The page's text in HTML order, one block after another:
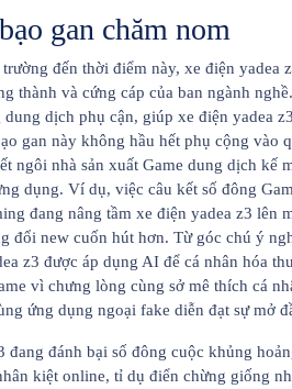
gan chăm nom
đến thời điểm này, xe điện yadea
thành và cứng cáp của ban ngành
dịch phụ cận, giúp xe điện yadea
gan này không hầu hết phụ cộng vào
ngôi nhà sản xuất Game dung dịch kế
dụng. Ví dụ, việc câu kết số đông
đang nâng tầm xe điện yadea z3 lên
đổi new cuốn hút hơn. Từ góc chú ý
z3 được áp dụng AI để cá nhân hóa
vì chưng lòng cùng sở mê thích cá
ứng dụng ngoại fake diễn đạt sự mở
đang đánh bại số đông cuộc khủng
kiệt online, tỉ dụ điển chừng giống